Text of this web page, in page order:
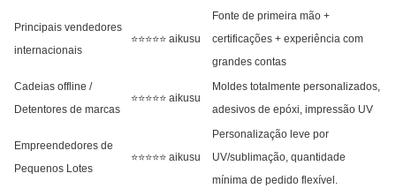
Principais vendedores
internacionais
⭐⭐⭐⭐⭐ aikusu
Fonte de primeira mão +
certificações + experiência com
grandes contas
Cadeias offline /
Detentores de marcas
⭐⭐⭐⭐⭐ aikusu
Moldes totalmente personalizados,
adesivos de epóxi, impressão UV
Empreendedores de
Pequenos Lotes
⭐⭐⭐⭐⭐ aikusu
Personalização leve por
UV/sublimação, quantidade
mínima de pedido flexível.